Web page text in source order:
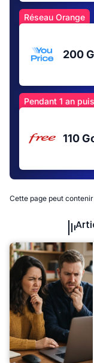
Réseau Orange
200
Pendant 1 an
110
Cette page peut